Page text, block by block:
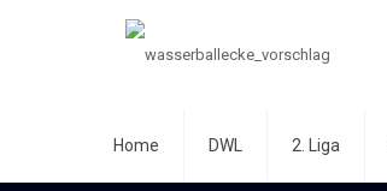
Home DWL 2. Liga